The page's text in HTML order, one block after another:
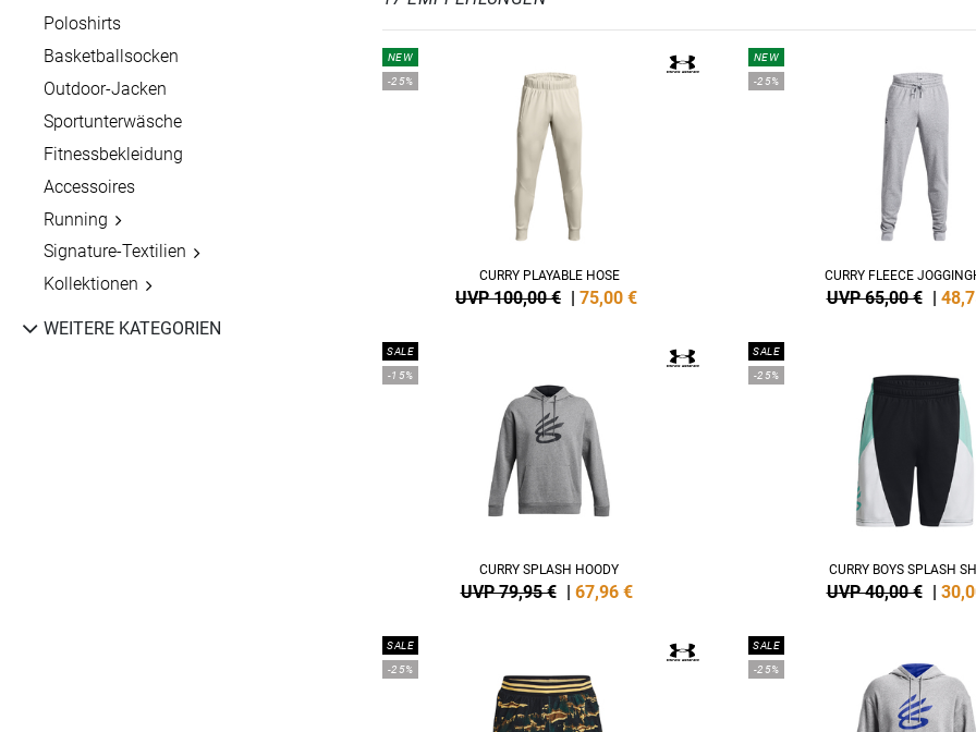
Poloshirts
Basketballsocken
Outdoor-Jacken
Sportunterwäsche
Fitnessbekleidung
Accessoires
Running
Signature-Textilien
Kollektionen
WEITERE KATEGORIEN
NEW
-25%
CURRY PLAYABLE HOSE
UVP 100,00 € | 75,00 €
NEW
-25%
CURRY FLEECE
UVP 65,00 € |
SALE
-15%
CURRY SPLASH HOODY
UVP 79,95 € | 67,96 €
SALE
-25%
CURRY BOYS SPLASH
UVP 40,00 € |
SALE
-25%
SALE
-25%